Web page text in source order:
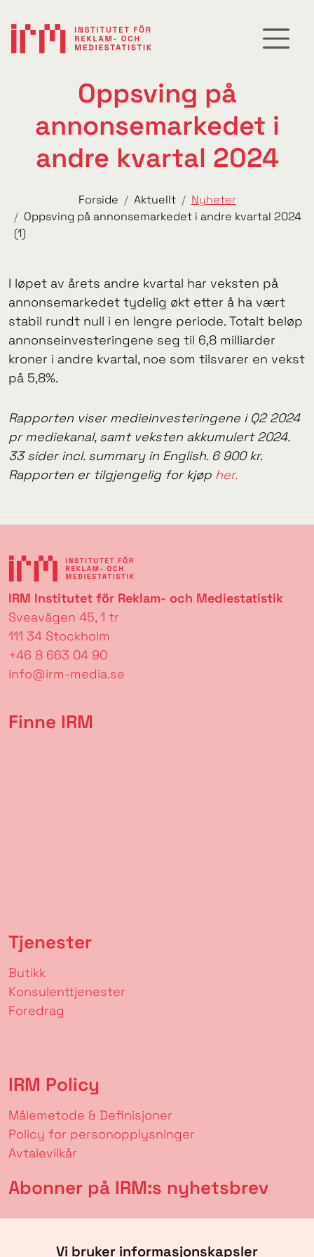
Vi bruker informasjonskapsler
Oppsving på
annonsemarkedet i
andre kvartal 2024
Forside Aktuellt
Nyheter
Oppsving på annonsemarkedet i andre kvartal 2024
(1)
I løpet av årets andre kvartal har veksten på
annonsemarkedet tydelig økt etter å ha vært
stabil rundt null i en lengre periode. Totalt beløp
annonseinvesteringene seg til 6,8 milliarder
kroner i andre kvartal, noe som tilsvarer en vekst
på 5,8%.
Rapporten viser medieinvesteringene i Q2 2024
pr mediekanal, samt veksten akkumulert 2024.
33 sider incl. summary in English. 6 900 kr.
Rapporten er tilgjengelig for kjøp her.
IRM Institutet för Reklam- och Mediestatistik
Sveavägen 45, 1 tr
111 34 Stockholm
+46 8 663 04 90
info@irm-media.se
Finne IRM
Tjenester
Butikk
Konsulenttjenester
Foredrag
IRM Policy
Målemetode & Definisjoner
Policy for personopplysninger
Avtalevilkår
Abonner på IRM:s nyhetsbrev